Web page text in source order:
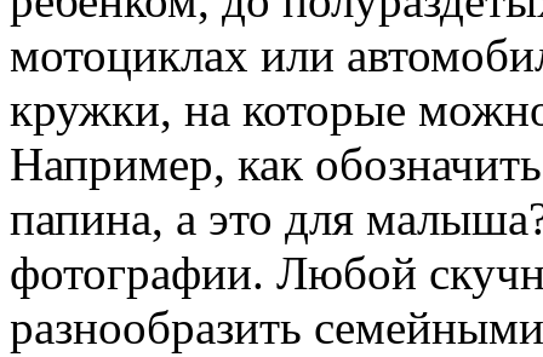
мотоциклах или
кружки, на которые
Например, как
папина, а это для
фотографии. Любой
разнообразить